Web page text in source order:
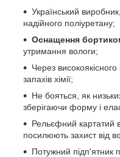
Український
надійного поліуретану;
Оснащення
утримання вологи;
Через
запахів хімії;
Не бояться, як
зберігаючи форму і
Рельєфний картатий
посилюють захист від
Потужний підп'ятник